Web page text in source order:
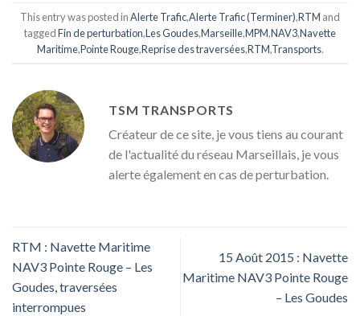
This entry was posted inAlerte Trafic,Alerte Trafic (Terminer),RTM and
taggedFin de perturbation,Les Goudes,Marseille,MPM,NAV3,Navette
Maritime,Pointe Rouge,Reprise des traversées,RTM,Transports.
TSM TRANSPORTS
Créateur de ce site, je vous tiens au courant
de l'actualité du réseau Marseillais, je vous
alerte également en cas de perturbation.
RTM : Navette Maritime
NAV3 Pointe Rouge – Les
Goudes, traversées
interrompues
15 Août 2015 : Navette
Maritime NAV3 Pointe Rouge
– Les Goudes